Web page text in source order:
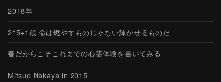
2018年
2^5+1歳 命は燃やすものじゃない輝かせるものだ
春だからこそこれまでの心霊体験を書いてみる
Mitsuo Nakaya in 2015